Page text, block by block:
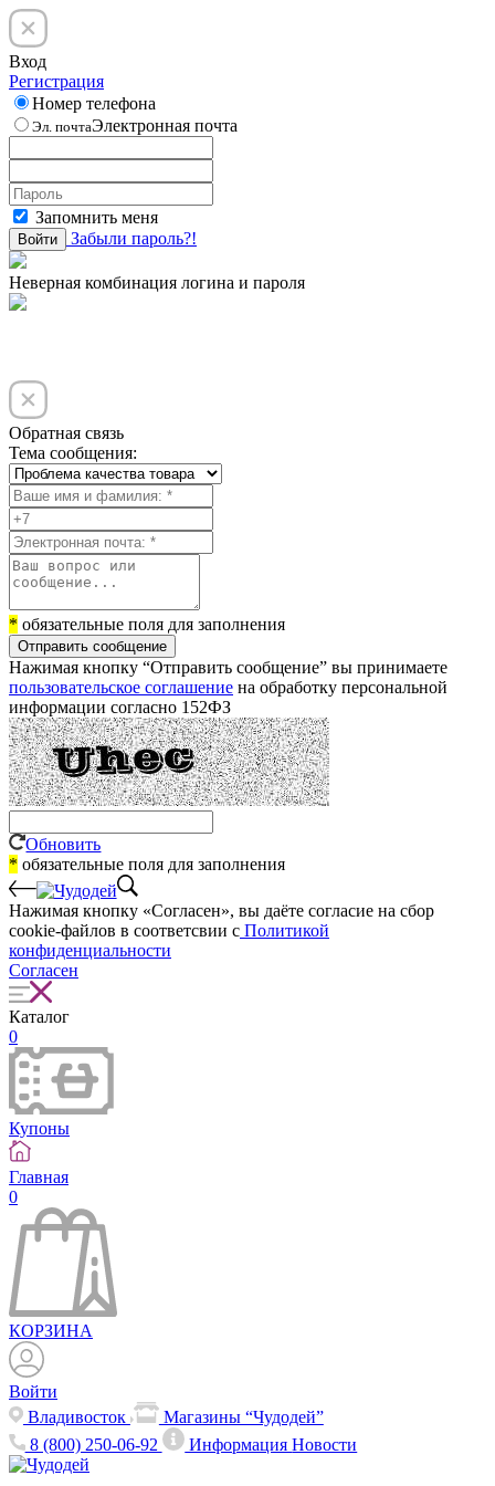
Вход
Регистрация
Номер телефона
Эл. почтаЭлектронная почта
Запомнить меня
Войти Забыли пароль?!
Неверная комбинация логина и пароля
Обратная связь
Тема сообщения:
* обязательные поля для заполнения
Отправить сообщение
Нажимая кнопку “Отправить сообщение” вы принимаете
пользовательское соглашение на обработку персональной
информации согласно 152ФЗ
Обновить
* обязательные поля для заполнения
Нажимая кнопку «Согласен», вы даёте cогласие на сбор
cookie-файлов в соответсвии с Политикой
конфиденциальности
Согласен
Каталог
0
Купоны
Главная
0
КОРЗИНА
Войти
Владивосток
Магазины “Чудодей”
8 (800) 250-06-92
ИнформацияНовости